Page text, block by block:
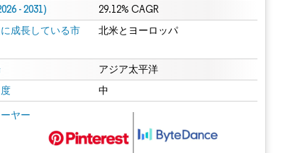
- 2031) 29.12% CAGR
成長している市
北米とヨーロッパ
アジア太平洋
中
ヤー
Intelligence。再利用にはCC BY 4.0の表示が必要です。
です。